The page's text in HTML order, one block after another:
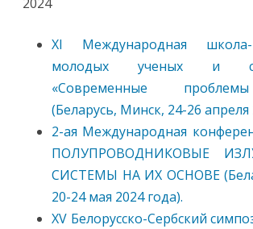
ХI Международная школа-
молодых ученых и
«Современные
(Беларусь, Минск, 24-26 апреля
2-ая Международная
ПОЛУПРОВОДНИКОВЫЕ
СИСТЕМЫ НА ИХ ОСНОВЕ
20-24 мая 2024 года).
XV Белорусско-Сербский